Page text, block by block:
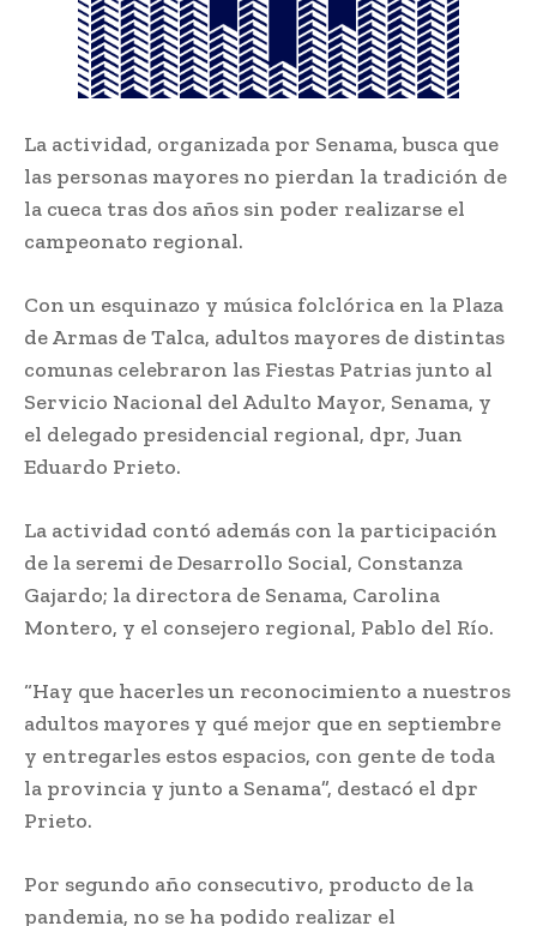
La actividad, organizada por Senama, busca que
las personas mayores no pierdan la tradición de
la cueca tras dos años sin poder realizarse el
campeonato regional.
Con un esquinazo y música folclórica en la Plaza
de Armas de Talca, adultos mayores de distintas
comunas celebraron las Fiestas Patrias junto al
Servicio Nacional del Adulto Mayor, Senama, y
el delegado presidencial regional, dpr, Juan
Eduardo Prieto.
La actividad contó además con la participación
de la seremi de Desarrollo Social, Constanza
Gajardo; la directora de Senama, Carolina
Montero, y el consejero regional, Pablo del Río.
“Hay que hacerles un reconocimiento a nuestros
adultos mayores y qué mejor que en septiembre
y entregarles estos espacios, con gente de toda
la provincia y junto a Senama”, destacó el dpr
Prieto.
Por segundo año consecutivo, producto de la
pandemia, no se ha podido realizar el